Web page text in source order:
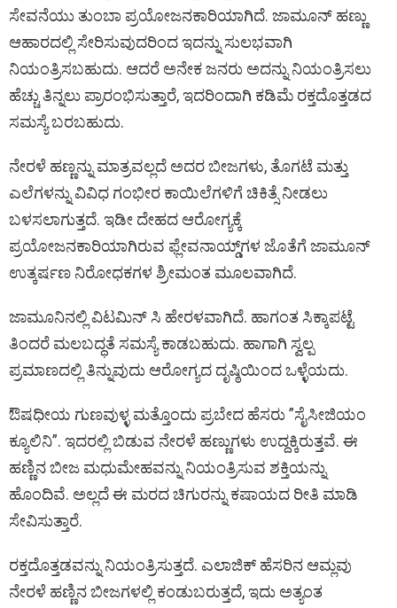
ಸೇವನೆಯು ತುಂಬಾ ಪ್ರಯೋಜನಕಾರಿಯಾಗಿದೆ. ಜಾಮೂನ್ ಹಣ್ಣು
ಆಹಾರದಲ್ಲಿ ಸೇರಿಸುವುದರಿಂದ ಇದನ್ನು ಸುಲಭವಾಗಿ
ನಿಯಂತ್ರಿಸಬಹುದು. ಆದರೆ ಅನೇಕ ಜನರು ಅದನ್ನು ನಿಯಂತ್ರಿಸಲು
ಹೆಚ್ಚು ತಿನ್ನಲು ಪ್ರಾರಂಭಿಸುತ್ತಾರೆ, ಇದರಿಂದಾಗಿ ಕಡಿಮೆ ರಕ್ತದೊತ್ತಡದ
ಸಮಸ್ಯೆ ಬರಬಹುದು.
ನೇರಳೆ ಹಣ್ಣನ್ನು ಮಾತ್ರವಲ್ಲದೆ ಅದರ ಬೀಜಗಳು, ತೊಗಟೆ ಮತ್ತು
ಎಲೆಗಳನ್ನು ವಿವಿಧ ಗಂಭೀರ ಕಾಯಿಲೆಗಳಿಗೆ ಚಿಕಿತ್ಸೆ ನೀಡಲು
ಬಳಸಲಾಗುತ್ತದೆ. ಇಡೀ ದೇಹದ ಆರೋಗ್ಯಕ್ಕೆ
ಪ್ರಯೋಜನಕಾರಿಯಾಗಿರುವ ಫ್ಲೇವನಾಯ್ಡ್‌ಗಳ ಜೊತೆಗೆ ಜಾಮೂನ್
ಉತ್ಕರ್ಷಣ ನಿರೋಧಕಗಳ ಶ್ರೀಮಂತ ಮೂಲವಾಗಿದೆ.
ಜಾಮೂನಿನಲ್ಲಿ ವಿಟಮಿನ್ ಸಿ ಹೇರಳವಾಗಿದೆ. ಹಾಗಂತ ಸಿಕ್ಕಾಪಟ್ಟೆ
ತಿಂದರೆ ಮಲಬದ್ಧತೆ ಸಮಸ್ಯೆ ಕಾಡಬಹುದು. ಹಾಗಾಗಿ ಸ್ವಲ್ಪ
ಪ್ರಮಾಣದಲ್ಲಿ ತಿನ್ನುವುದು ಆರೋಗ್ಯದ ದೃಷ್ಠಿಯಿಂದ ಒಳ್ಳೆಯದು.
ಔಷಧೀಯ ಗುಣವುಳ್ಳ ಮತ್ತೊಂದು ಪ್ರಬೇದ ಹೆಸರು ”ಸೈಸೀಜಿಯಂ
ಕ್ಯೂಲಿನಿ”. ಇದರಲ್ಲಿ ಬಿಡುವ ನೇರಳೆ ಹಣ್ಣುಗಳು ಉದ್ದಕ್ಕಿರುತ್ತವೆ. ಈ
ಹಣ್ಣಿನ ಬೀಜ ಮಧುಮೇಹವನ್ನು ನಿಯಂತ್ರಿಸುವ ಶಕ್ತಿಯನ್ನು
ಹೊಂದಿವೆ. ಅಲ್ಲದೆ ಈ ಮರದ ಚಿಗುರನ್ನು ಕಷಾಯದ ರೀತಿ ಮಾಡಿ
ಸೇವಿಸುತ್ತಾರೆ.
ರಕ್ತದೊತ್ತಡವನ್ನು ನಿಯಂತ್ರಿಸುತ್ತದೆ. ಎಲಾಜಿಕ್ ಹೆಸರಿನ ಆಮ್ಲವು
ನೇರಳೆ ಹಣ್ಣಿನ ಬೀಜಗಳಲ್ಲಿ ಕಂಡುಬರುತ್ತದೆ, ಇದು ಅತ್ಯಂತ